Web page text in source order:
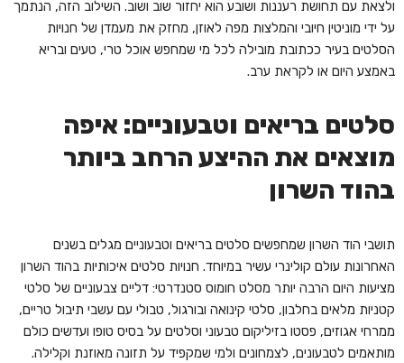
ולצאת עם תחושת רעננות ושובע הוא יחזור שוב ושוב. השילוב הזה, הנתמך
על ידי מוניטין חיובי והמלצות מפה לאוזן, מחזק את מעמדן של חנויות
הסלטים בעיר ככתובת מובילה לכל מי שמחפש אוכל טרי, טעים ובריא
באמצע היום או לקראת ערב.
סלטים בריאים וטבעוניים: איפה
מוצאים את ההיצע הרחב ביותר
בהוד השרון
תושבי הוד השרון שמחפשים סלטים בריאים וטבעוניים מגלים בשנים
האחרונות עולם קולינרי עשיר במיוחד. חנויות סלטים איכותיות בהוד השרון
מציעות היום הרבה יותר מסלט חומוס סטנדרטי: דליים צבעוניים של סלטי
קטניות מלאים בחלבון, סלטי קינואה ובורגול, טבולי עם עשבי תיבול טריים,
ממרחי אגוזים, פסטו בזיליקום טבעוני וסלטים על בסיס טופו ועדשים כולם
מותאמים לטבעונים, לצמחונים ולמי שמקפיד על תזונה מאוזנת וקלילה.